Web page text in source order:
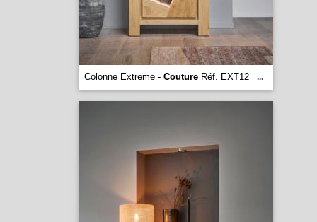
Colonne Extreme - CoutureRéf. EXT12 ...